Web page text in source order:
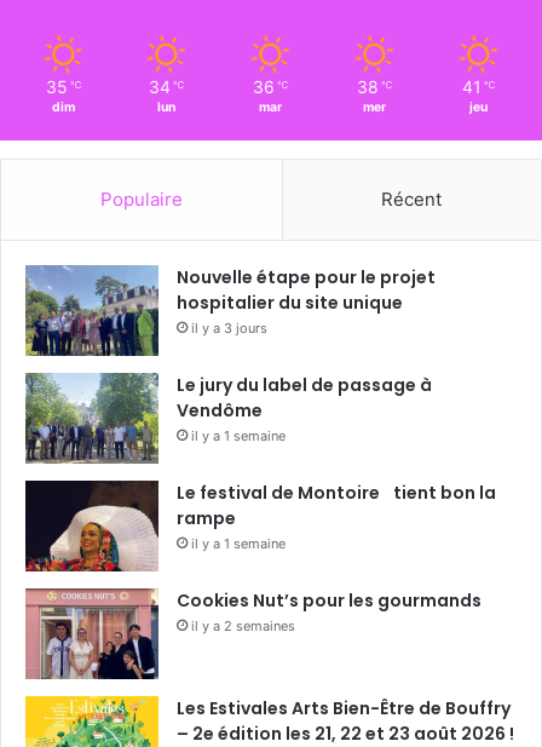
35 ℃
dim
34 ℃
lun
36 ℃
mar
38 ℃
mer
41 ℃
jeu
Populaire Récent
Nouvelle étape pour le projet
hospitalier du site unique
il y a 3 jours
Le jury du label de passage à
Vendôme
il y a 1 semaine
Le festival de Montoire tient bon la
rampe
il y a 1 semaine
Cookies Nut’s pour les gourmands
il y a 2 semaines
Les Estivales Arts Bien-Être de Bouffry
– 2e édition les 21, 22 et 23 août 2026 !